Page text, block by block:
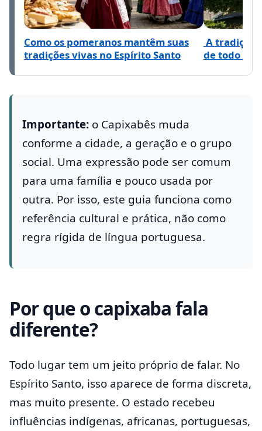
Como os pomeranos mantêm suas
tradições vivas no Espírito Santo
A tradição
de todo o
Importante: o Capixabês muda
conforme a cidade, a geração e o grupo
social. Uma expressão pode ser comum
para uma família e pouco usada por
outra. Por isso, este guia funciona como
referência cultural e prática, não como
regra rígida de língua portuguesa.
Por que o capixaba fala
diferente?
Todo lugar tem um jeito próprio de falar. No
Espírito Santo, isso aparece de forma discreta,
mas muito presente. O estado recebeu
influências indígenas, africanas, portuguesas,